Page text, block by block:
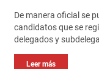
De manera oficial se
candidatos que se
delegados y
Leer más